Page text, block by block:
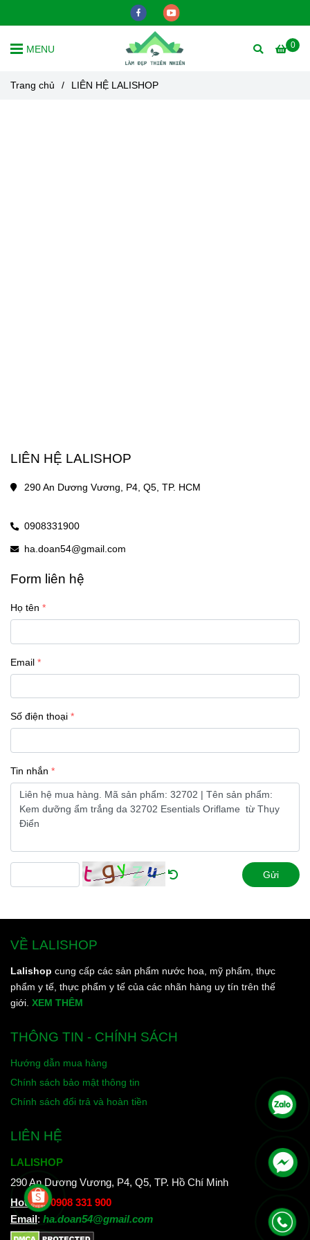
0
MENU
Trang chủ / LIÊN HỆ LALISHOP
LIÊN HỆ LALISHOP
290 An Dương Vương, P4, Q5, TP. HCM
0908331900
ha.doan54@gmail.com
Form liên hệ
Họ tên
Email
Số điện thoại
Tin nhắn
Gửi
VỀ LALISHOP
Lalishop cung cấp các sản phẩm nước hoa, mỹ phẩm, thực
phẩm y tế, thực phẩm y tế của các nhãn hàng uy tín trên thế
giới. XEM THÊM
THÔNG TIN - CHÍNH SÁCH
Hướng dẫn mua hàng
Chính sách bảo mật thông tin
Chính sách đổi trả và hoàn tiền
LIÊN HỆ
LALISHOP
290 An Dương Vương, P4, Q5, TP. Hồ Chí Minh
Hotline: 0908 331 900
Email: ha.doan54@gmail.com